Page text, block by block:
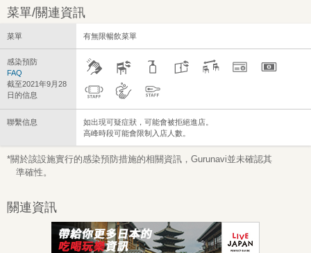
菜單/關連資訊
菜單 有無限暢飲菜單
感染預防
FAQ
截至2021年9月28
日的信息
聯繫信息
如出現可疑症狀，可能會被拒絕進店。
高峰時段可能會限制入店人數。
*關於該設施實行的感染預防措施的相關資訊，Gurunavi並未確認其
準確性。
關連資訊